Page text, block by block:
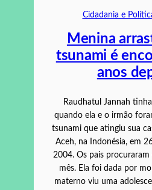
Cidadania e
Menina
tsunami é
anos
Raudhatul Jannah
quando ela e o irmão
tsunami que atingiu sua
Aceh, na Indonésia, em
2004. Os pais
mês. Ela foi dada por
materno viu uma